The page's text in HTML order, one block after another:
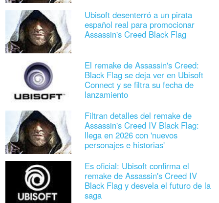
Ubisoft desenterró a un pirata
español real para promocionar
Assassin's Creed Black Flag
El remake de Assassin's Creed:
Black Flag se deja ver en Ubisoft
Connect y se filtra su fecha de
lanzamiento
Filtran detalles del remake de
Assassin's Creed IV Black Flag:
llega en 2026 con 'nuevos
personajes e historias'
Es oficial: Ubisoft confirma el
remake de Assassin's Creed IV
Black Flag y desvela el futuro de la
saga